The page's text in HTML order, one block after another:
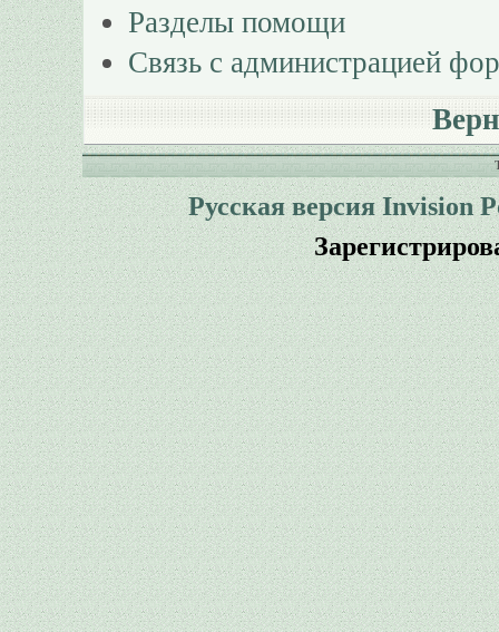
Разделы помощи
Связь с администрацией
Русская версия Invision